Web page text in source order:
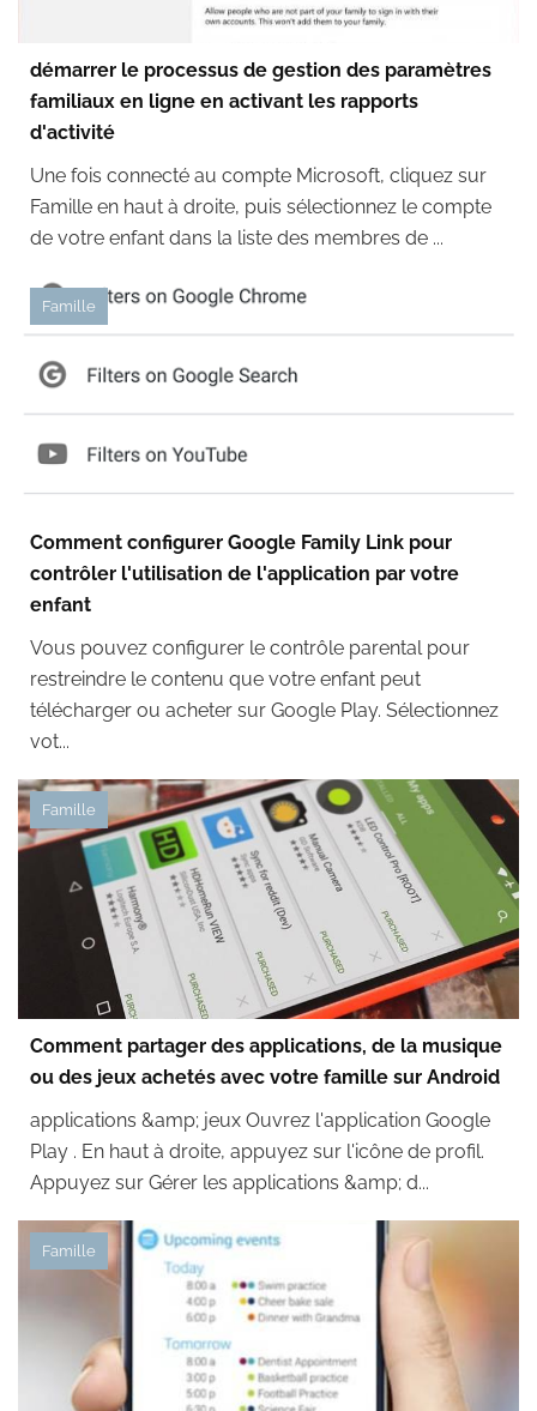
démarrer le processus de gestion des paramètres
familiaux en ligne en activant les rapports
d'activité
Une fois connecté au compte Microsoft, cliquez sur
Famille en haut à droite, puis sélectionnez le compte
de votre enfant dans la liste des membres de ...
Famille
Comment configurer Google Family Link pour
contrôler l'utilisation de l'application par votre
enfant
Vous pouvez configurer le contrôle parental pour
restreindre le contenu que votre enfant peut
télécharger ou acheter sur Google Play. Sélectionnez
vot...
Famille
Comment partager des applications, de la musique
ou des jeux achetés avec votre famille sur Android
applications &amp; jeux Ouvrez l'application Google
Play . En haut à droite, appuyez sur l'icône de profil.
Appuyez sur Gérer les applications &amp; d...
Famille